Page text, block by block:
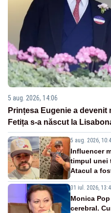
5 aug. 2026, 14:06
Prințesa Eugenie a devenit
Fetița s-a născut la
5 aug. 2026,
Influencer
timpul unei
Atacul a
31 iul. 2026,
Monica
cerebral.